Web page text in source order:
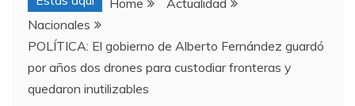
Home
Actualidad
Nacionales
POLÍTICA: El gobierno de Alberto Fernández guardó
por años dos drones para custodiar fronteras y
quedaron inutilizables